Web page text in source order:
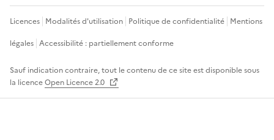
Licences Modalités d'utilisation Politique de confidentialité Mentions
légales Accessibilité : partiellement conforme
Sauf indication contraire, tout le contenu de ce site est disponible sous
la licenceOpen Licence 2.0